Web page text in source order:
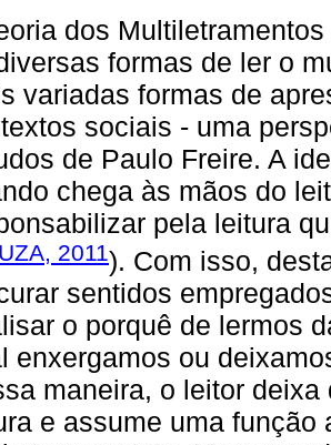
dos
formas de ler o
variadas formas de
sociais - uma
de Paulo Freire. A
chega às mãos do
pela leitura
2011). Com isso,
sentidos
o porquê de lermos
enxergamos ou
maneira, o leitor
e assume uma